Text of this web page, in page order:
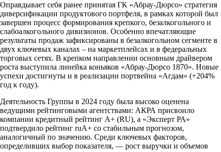
Оправдывает себя ранее принятая ГК «Абрау-Дюрсо» стратегия
диверсификации продуктового портфеля, в рамках которой был
завершен процесс формирования крепкого, безалкогольного и
слабоалкогольного дивизионов. Особенно впечатляющие
результаты продаж зафиксированы в безалкогольном сегменте в
двух ключевых каналах – на маркетплейсах и в федеральных
торговых сетях. В крепком направлении основным драйвером
роста выступила линейка коньяков «Абрау-Дюрсо 1870». Новые
успехи достигнуты и в реализации портвейна «Агдам» (+204%
год к году).
Деятельность Группы в 2024 году была высоко оценена
ведущими рейтинговыми агентствами: АКРА присвоило
компании кредитный рейтинг A+ (RU), а «Эксперт РА»
подтвердило рейтинг ruA+ со стабильным прогнозом,
аналогичный по значению. Среди ключевых факторов,
определивших выбор показателя, — рост выручки и объемов